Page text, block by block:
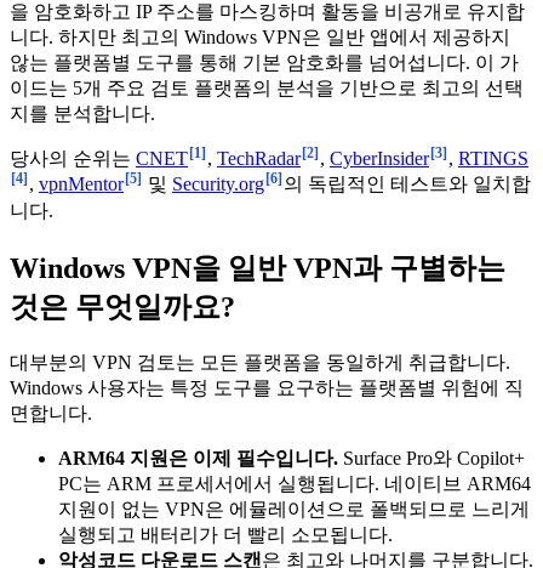
을 암호화하고 IP 주소를 마스킹하며 활동을 비공개로 유지합
니다. 하지만 최고의 Windows VPN은 일반 앱에서 제공하지
않는 플랫폼별 도구를 통해 기본 암호화를 넘어섭니다. 이 가
이드는 5개 주요 검토 플랫폼의 분석을 기반으로 최고의 선택
지를 분석합니다.
당사의 순위는 CNET [1] , TechRadar [2] , CyberInsider [3] , RTINGS
[4] , vpnMentor [5] 및 Security.org [6] 의 독립적인 테스트와 일치합
니다.
Windows VPN을 일반 VPN과 구별하는
것은 무엇일까요?
대부분의 VPN 검토는 모든 플랫폼을 동일하게 취급합니다.
Windows 사용자는 특정 도구를 요구하는 플랫폼별 위험에 직
면합니다.
ARM64 지원은 이제 필수입니다. Surface Pro와 Copilot+
PC는 ARM 프로세서에서 실행됩니다. 네이티브 ARM64
지원이 없는 VPN은 에뮬레이션으로 폴백되므로 느리게
실행되고 배터리가 더 빨리 소모됩니다.
악성코드 다운로드 스캔 은 최고와 나머지를 구분합니다.